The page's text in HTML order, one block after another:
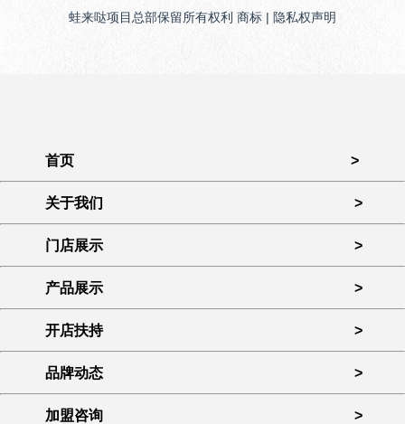
蛙来哒项目总部保留所有权利 商标 | 隐私权声明
首页 >
关于我们 >
门店展示 >
产品展示 >
开店扶持 >
品牌动态 >
加盟咨询 >